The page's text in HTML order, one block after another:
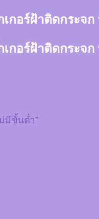
กอร์ฝ้าติดกระจ
กอร์ฝ้าติดกระจ
มีขั้นต่ำ”